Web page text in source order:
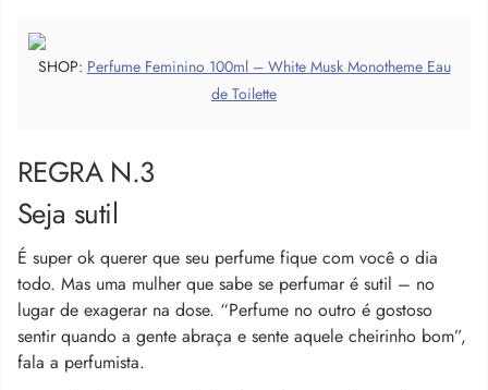
SHOP: Perfume Feminino 100ml – White Musk Monotheme Eau
de Toilette
REGRA N.3
Seja sutil
É super ok querer que seu perfume fique com você o dia
todo. Mas uma mulher que sabe se perfumar é sutil – no
lugar de exagerar na dose. “Perfume no outro é gostoso
sentir quando a gente abraça e sente aquele cheirinho bom”,
fala a perfumista.